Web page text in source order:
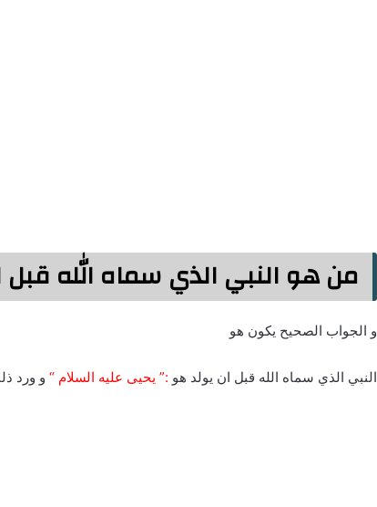
من هو النبي الذي سماه الله قبل
و الجواب الصحيح يكون هو
‏النبي الذي سماه الله قبل ان يولد هو :” يحيى عليه السلام “ و ورد